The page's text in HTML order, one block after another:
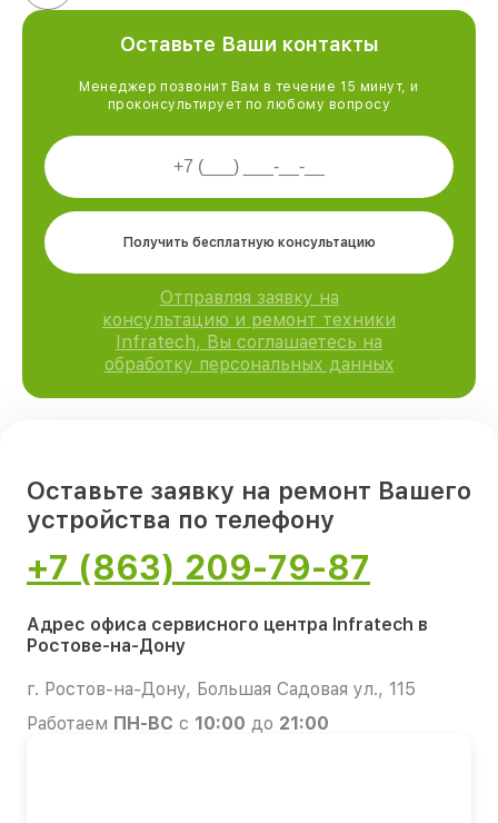
Оставьте Ваши контакты
Менеджер позвонит Вам в течение 15 минут, и
проконсультирует по любому вопросу
Получить бесплатную консультацию
Отправляя заявку на
консультацию и ремонт техники
Infratech, Вы соглашаетесь на
обработку персональных данных
Оставьте заявку на ремонт Вашего
устройства по телефону
+7 (863) 209-79-87
Адрес офиса сервисного центра Infratech в
Ростове-на-Дону
г. Ростов-на-Дону, Большая Садовая ул., 115
Работаем ПН-ВС с 10:00 до 21:00